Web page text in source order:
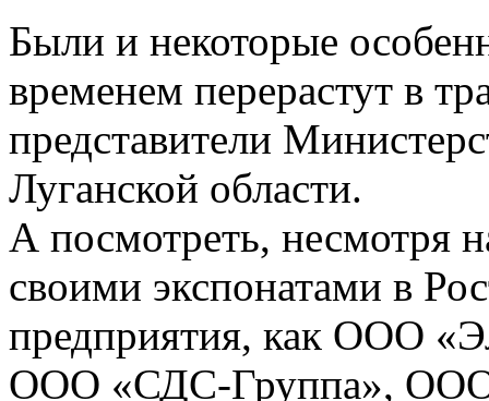
Были и некоторые
временем перерастут в
представители
Луганской области.
А посмотреть, несмотря
своими экспонатами в
предприятия, как ООО
ООО «СДС-Группа»,